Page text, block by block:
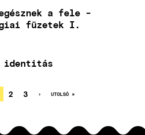
a fele -
füzetek I.
identitás
OLDAL
2 OLDAL
3
KÖVETKEZŐ
›
UTOLSÓ
UTOLSÓ »